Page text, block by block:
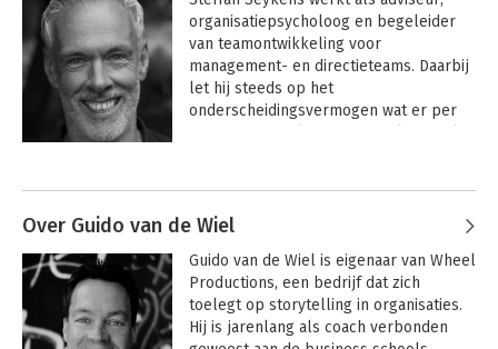
organisatiepsycholoog en begeleider
van teamontwikkeling voor
management- en directieteams. Daarbij
let hij steeds op het
onderscheidingsvermogen wat er per
het versterken van
bewustzijn wat er (vaak in de
onderstroom) speelt in organisaties of
specifiek de directie- en
managementteams zelf. Daarmee
Over Guido van de Wiel
Guido van de Wiel is eigenaar van Wheel
Productions, een bedrijf dat zich
toelegt op storytelling in organisaties.
Hij is jarenlang als coach verbonden